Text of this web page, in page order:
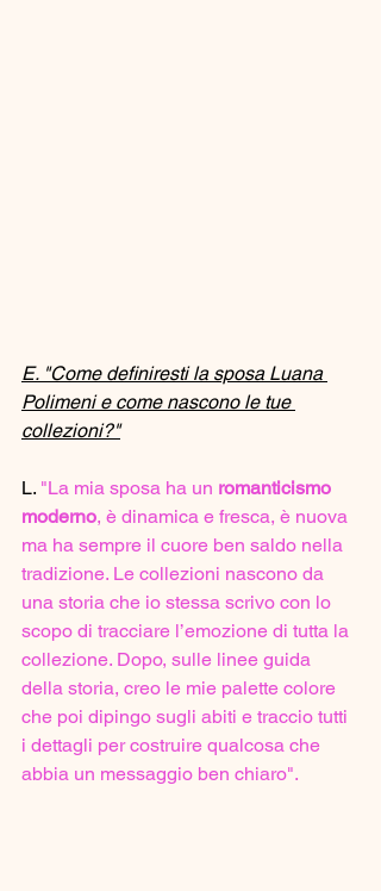
E. "Come definiresti la sposa Luana
Polimeni e come nascono le tue
collezioni?"
L. "La mia sposa ha un romanticismo
moderno, è dinamica e fresca, è nuova
ma ha sempre il cuore ben saldo nella
tradizione. Le collezioni nascono da
una storia che io stessa scrivo con lo
scopo di tracciare l’emozione di tutta la
collezione. Dopo, sulle linee guida
della storia, creo le mie palette colore
che poi dipingo sugli abiti e traccio tutti
i dettagli per costruire qualcosa che
abbia un messaggio ben chiaro".